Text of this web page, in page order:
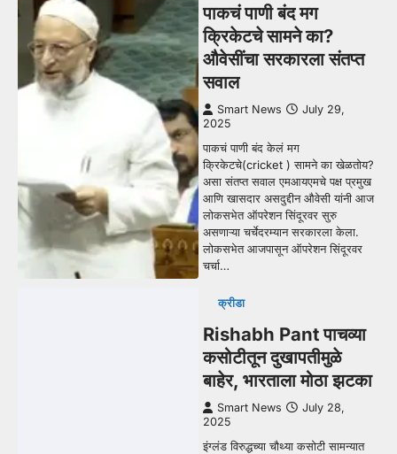
पाकचं पाणी बंद मग
क्रिकेटचे सामने का?
औवेसींचा सरकारला संतप्त
सवाल
Smart News
July 29,
2025
पाकचं पाणी बंद केलं मग
क्रिकेटचे(cricket ) सामने का खेळतोय?
असा संतप्त सवाल एमआयएमचे पक्ष प्रमुख
आणि खासदार असदुद्दीन औवेसी यांनी आज
लोकसभेत ऑपरेशन सिंदूरवर सुरु
असणाऱ्या चर्चेदरम्यान सरकारला केला.
लोकसभेत आजपासून ऑपरेशन सिंदूरवर
चर्चा…
क्रीडा
Rishabh Pant पाचव्या
कसोटीतून दुखापतीमुळे
बाहेर, भारताला मोठा झटका
Smart News
July 28,
2025
इंग्लंड विरुद्धच्या चौथ्या कसोटी सामन्यात